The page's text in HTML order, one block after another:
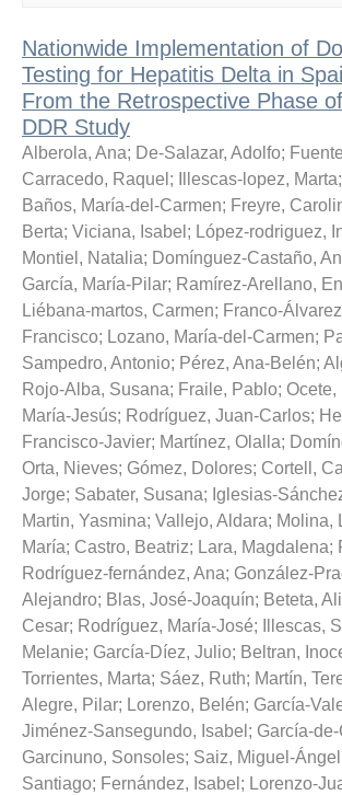
Nationwide Implementation of
Testing for Hepatitis Delta in
From the Retrospective Phase
DDR Study
Alberola, Ana; De-Salazar, Adolfo;
Carracedo, Raquel ; Illescas-lopez, Marta;
Baños, María-del-Carmen; Freyre,
Berta; Viciana, Isabel ; López-rodriguez,
Montiel, Natalia; Domínguez-Castaño,
García, María-Pilar; Ramírez-Arellano,
Liébana-martos, Carmen; Franco-
Francisco; Lozano, María-del-Carmen;
Sampedro, Antonio; Pérez, Ana-Belén;
Rojo-Alba, Susana; Fraile, Pablo; Ocete,
María-Jesús; Rodríguez, Juan-Carlos;
Francisco-Javier; Martínez, Olalla;
Orta, Nieves; Gómez, Dolores; Cortell,
Jorge; Sabater, Susana; Iglesias-
Martin, Yasmina; Vallejo, Aldara; Molina,
María; Castro, Beatriz; Lara, Magdalena;
Rodríguez-fernández, Ana; González-
Alejandro; Blas, José-Joaquín; Beteta,
Cesar; Rodríguez, María-José; Illescas,
Melanie; García-Díez, Julio; Beltran,
Torrientes, Marta; Sáez, Ruth; Martín,
Alegre, Pilar; Lorenzo, Belén; García-
Jiménez-Sansegundo, Isabel ; García-
Garcinuno, Sonsoles; Saiz, Miguel-Ángel
Santiago; Fernández, Isabel ; Lorenzo-